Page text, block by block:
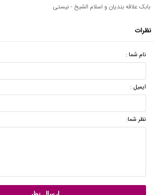
بابک علاقه بندیان و اسلام الشیخ - نیستی
نظرات
نام شما :
ایمیل :
نظر شما: